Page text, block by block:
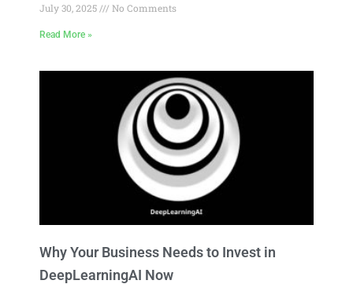
July 30, 2025 No Comments
Read More »
Why Your Business Needs to Invest in
DeepLearningAI Now